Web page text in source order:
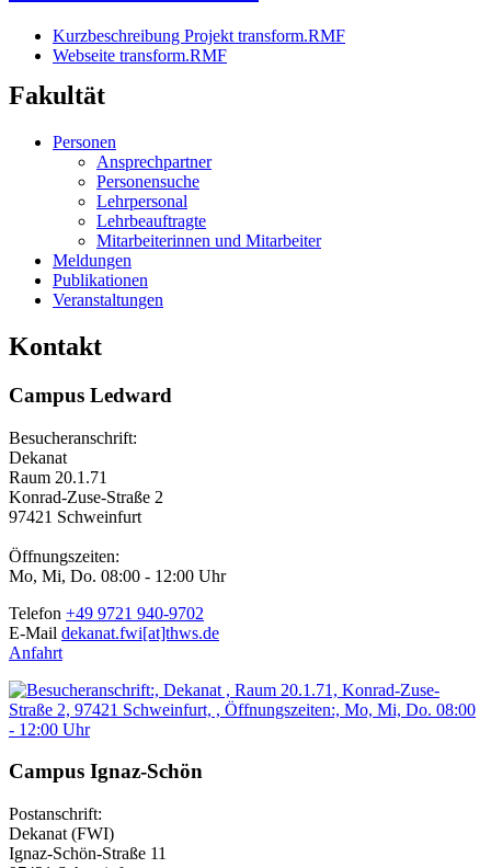
Kurzbeschreibung Projekt transform.RMF
Webseite transform.RMF
Fakultät
Personen
Ansprechpartner
Personensuche
Lehrpersonal
Lehrbeauftragte
Mitarbeiterinnen und Mitarbeiter
Meldungen
Publikationen
Veranstaltungen
Kontakt
Campus Ledward
Besucheranschrift:
Dekanat
Raum 20.1.71
Konrad-Zuse-Straße 2
97421 Schweinfurt
Öffnungszeiten:
Mo, Mi, Do. 08:00 - 12:00 Uhr
Telefon +49 9721 940-9702
E-Mail dekanat.fwi[at]thws.de
Anfahrt
Campus Ignaz-Schön
Postanschrift:
Dekanat (FWI)
Ignaz-Schön-Straße 11